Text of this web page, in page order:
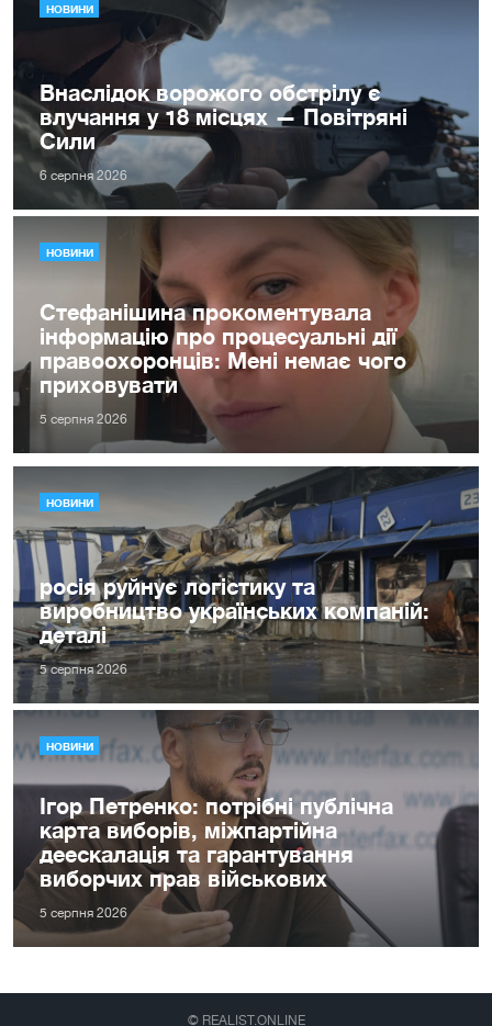
НОВИНИ
Внаслідок ворожого обстрілу є
влучання у 18 місцях — Повітряні
Сили
6 серпня 2026
НОВИНИ
Стефанішина прокоментувала
інформацію про процесуальні дії
правоохоронців: Мені немає чого
приховувати
5 серпня 2026
НОВИНИ
росія руйнує логістику та
виробництво українських компаній:
деталі
5 серпня 2026
НОВИНИ
Ігор Петренко: потрібні публічна
карта виборів, міжпартійна
деескалація та гарантування
виборчих прав військових
5 серпня 2026
© REALIST.ONLINE